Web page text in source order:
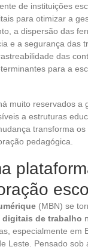
de instituições
para otimizar a
a dispersão das
e a segurança das
das
para a
muito reservados a
a estruturas
transforma
pedagógica.
(MBN) se
digitais de trabalho
especialmente em
Leste. Pensado sob